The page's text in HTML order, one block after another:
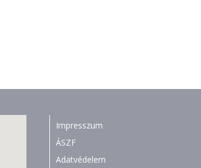
Impresszum
ÁSZF
Adatvédelem